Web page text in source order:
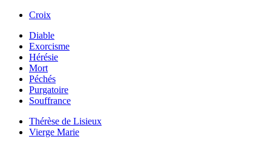
Croix
Diable
Exorcisme
Hérésie
Mort
Péchés
Purgatoire
Souffrance
Thérèse de Lisieux
Vierge Marie